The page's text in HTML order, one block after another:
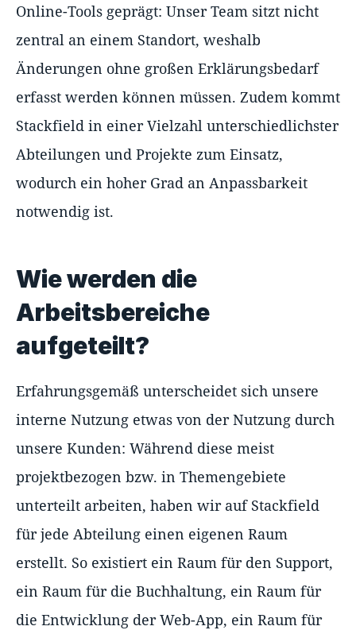
Online-Tools geprägt: Unser Team sitzt nicht
zentral an einem Standort, weshalb
Änderungen ohne großen Erklärungsbedarf
erfasst werden können müssen. Zudem kommt
Stackfield in einer Vielzahl unterschiedlichster
Abteilungen und Projekte zum Einsatz,
wodurch ein hoher Grad an Anpassbarkeit
notwendig ist.
Wie werden die
Arbeitsbereiche
aufgeteilt?
Erfahrungsgemäß unterscheidet sich unsere
interne Nutzung etwas von der Nutzung durch
unsere Kunden: Während diese meist
projektbezogen bzw. in Themengebiete
unterteilt arbeiten, haben wir auf Stackfield
für jede Abteilung einen eigenen Raum
erstellt. So existiert ein Raum für den Support,
ein Raum für die Buchhaltung, ein Raum für
die Entwicklung der Web-App, ein Raum für